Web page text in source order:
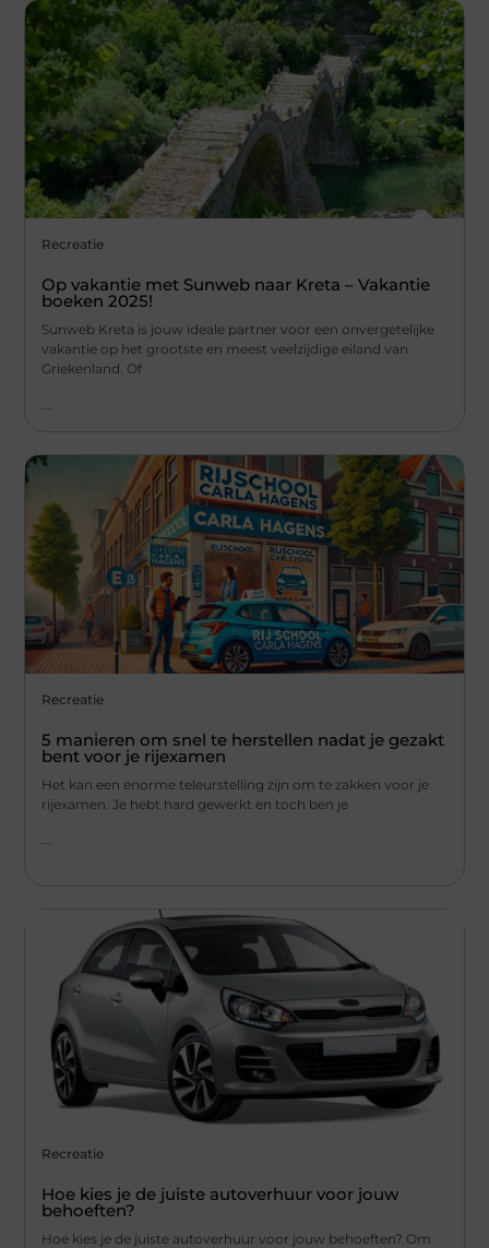
Recreatie
Op vakantie met Sunweb naar Kreta – Vakantie
boeken 2025!
Sunweb Kreta is jouw ideale partner voor een onvergetelijke
vakantie op het grootste en meest veelzijdige eiland van
Griekenland. Of
Recreatie
5 manieren om snel te herstellen nadat je gezakt
bent voor je rijexamen
Het kan een enorme teleurstelling zijn om te zakken voor je
rijexamen. Je hebt hard gewerkt en toch ben je
Recreatie
Hoe kies je de juiste autoverhuur voor jouw
behoeften?
Hoe kies je de juiste autoverhuur voor jouw behoeften? Om